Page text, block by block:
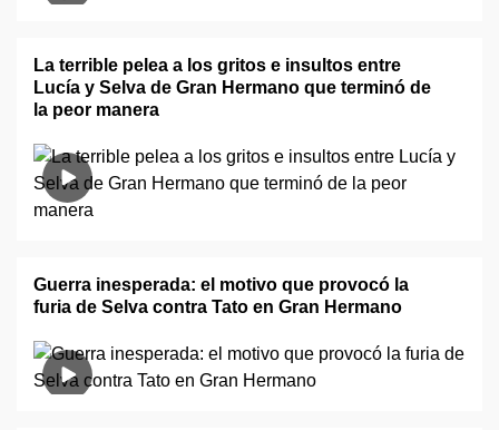
La terrible pelea a los gritos e insultos entre
Lucía y Selva de Gran Hermano que terminó de
la peor manera
Guerra inesperada: el motivo que provocó la
furia de Selva contra Tato en Gran Hermano